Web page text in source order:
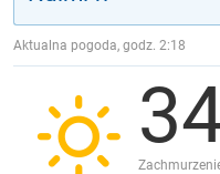
JAKOŚĆ POWIETRZA
Aktualna pogoda, godz. 2:18